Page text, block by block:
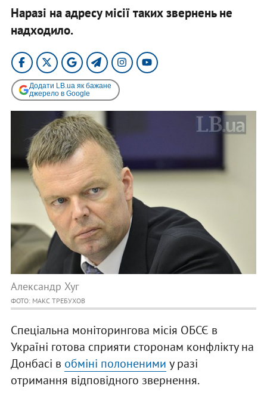
Наразі на адресу місії таких звернень не
надходило.
Додати LB.ua як бажане
джерело в Google
Александр Хуг
ФОТО: МАКС ТРЕБУХОВ
Спеціальна моніторингова місія ОБСЄ в
Україні готова сприяти сторонам конфлікту на
Донбасі в обміні полоненими у разі
отримання відповідного звернення.